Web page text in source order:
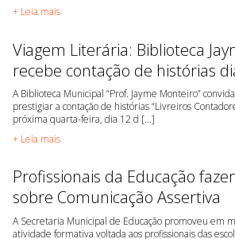
+ Leia mais
Viagem Literária: Biblioteca
recebe contação de histórias
A Biblioteca Municipal “Prof. Jayme Monteiro”
prestigiar a contação de histórias “Livreiros
próxima quarta-feira, dia 12 d [...]
+ Leia mais
Profissionais da Educação
sobre Comunicação Assertiva
A Secretaria Municipal de Educação promoveu em
atividade formativa voltada aos profissionais das